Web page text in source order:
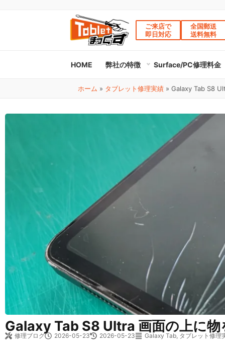
ご来店で
即日対応
全国郵送
送料無料
HOME 弊社の特徴 Surface/PC修理料金
ホーム » タブレット修理実績 » Galaxy Tab S8
Galaxy Tab S8 Ultra 画面の上に
修理ブログ 2026-05-23 2026-05-23 Galaxy Tab, タブレット修理